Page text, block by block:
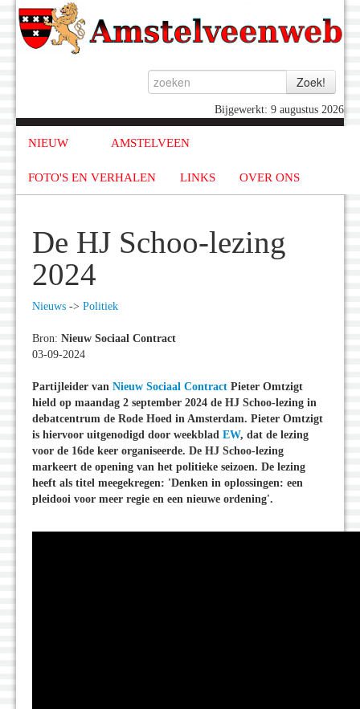
Bijgewerkt: 9 augustus 2026
NIEUW AMSTELVEEN
FOTO'S EN VERHALEN LINKS OVER ONS
De HJ Schoo-lezing
2024
Nieuws -> Politiek
Bron: Nieuw Sociaal Contract
03-09-2024
Partijleider van Nieuw Sociaal Contract Pieter Omtzigt
hield op maandag 2 september 2024 de HJ Schoo-lezing in
debatcentrum de Rode Hoed in Amsterdam. Pieter Omtzigt
is hiervoor uitgenodigd door weekblad EW, dat de lezing
voor de 16de keer organiseerde. De HJ Schoo-lezing
markeert de opening van het politieke seizoen. De lezing
heeft als titel meegekregen: 'Denken in oplossingen: een
pleidooi voor meer regie en een nieuwe ordening'.